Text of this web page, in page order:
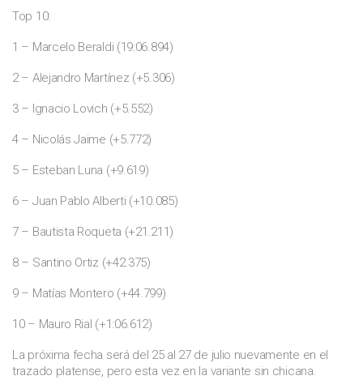
Top 10:
1 – Marcelo Beraldi (19:06.894)
2 – Alejandro Martínez (+5.306)
3 – Ignacio Lovich (+5.552)
4 – Nicolás Jaime (+5.772)
5 – Esteban Luna (+9.619)
6 – Juan Pablo Alberti (+10.085)
7 – Bautista Roqueta (+21.211)
8 – Santino Ortiz (+42.375)
9 – Matías Montero (+44.799)
10 – Mauro Rial (+1:06.612)
La próxima fecha será del 25 al 27 de julio nuevamente en el
trazado platense, pero esta vez en la variante sin chicana.